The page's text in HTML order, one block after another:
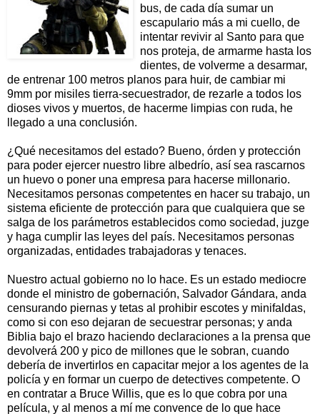
bus, de cada día sumar un
escapulario más a mi cuello, de
intentar revivir al Santo para que
nos proteja, de armarme hasta los
dientes, de volverme a desarmar,
de entrenar 100 metros planos para huir, de cambiar mi
9mm por misiles tierra-secuestrador, de rezarle a todos los
dioses vivos y muertos, de hacerme limpias con ruda, he
llegado a una conclusión.
¿Qué necesitamos del estado? Bueno, órden y protección
para poder ejercer nuestro libre albedrío, así sea rascarnos
un huevo o poner una empresa para hacerse millonario.
Necesitamos personas competentes en hacer su trabajo, un
sistema eficiente de protección para que cualquiera que se
salga de los parámetros establecidos como sociedad, juzge
y haga cumplir las leyes del país. Necesitamos personas
organizadas, entidades trabajadoras y tenaces.
Nuestro actual gobierno no lo hace. Es un estado mediocre
donde el ministro de gobernación, Salvador Gándara, anda
censurando piernas y tetas al prohibir escotes y minifaldas,
como si con eso dejaran de secuestrar personas; y anda
Biblia bajo el brazo haciendo declaraciones a la prensa que
devolverá 200 y pico de millones que le sobran, cuando
debería de invertirlos en capacitar mejor a los agentes de la
policía y en formar un cuerpo de detectives competente. O
en contratar a Bruce Willis, que es lo que cobra por una
película, y al menos a mí me convence de lo que hace